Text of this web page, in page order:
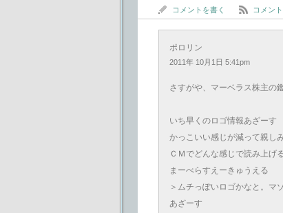
コメントを書く コメン
ポロリン
2011年 10月1日 5:41pm
さすがや、マーベラス株主の
いち早くのロゴ情報あざーす
かっこいい感じが減って親し
ＣＭでどんな感じで読み上げ
まーべらすえーきゅうえる
＞ムチっぽいロゴかなと。マ
あざーす